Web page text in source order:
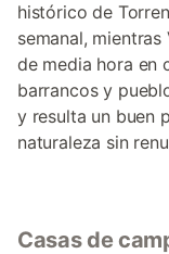
histórico de
semanal,
de media hora en
barrancos y
y resulta un buen
naturaleza sin
Casas de